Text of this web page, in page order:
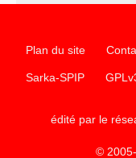
Plan du site
Sarka-SPIP
édité par le
©